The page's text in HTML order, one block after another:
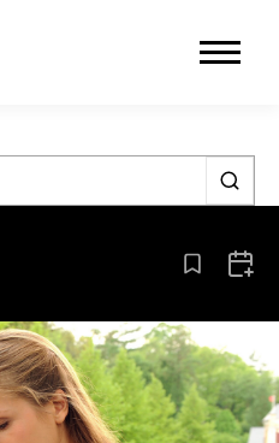
Aus den